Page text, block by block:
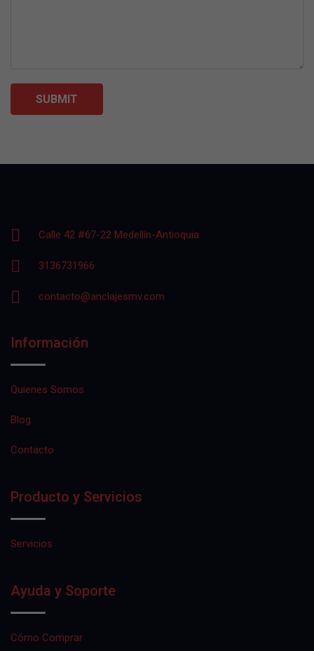
Calle 42 #67-22 Medellín-Antioquia
3136731966
contacto@anclajesmv.com
Información
Quienes Somos
Blog
Contacto
Producto y Servicios
Servicios
Ayuda y Soporte
Cómo Comprar